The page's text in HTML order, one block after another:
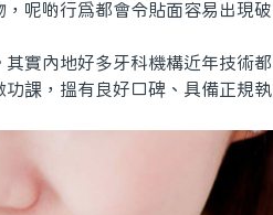
呢啲行為都會令貼面容易出現破
實內地好多牙科機構近年技術都
課，搵有良好口碑、具備正規執